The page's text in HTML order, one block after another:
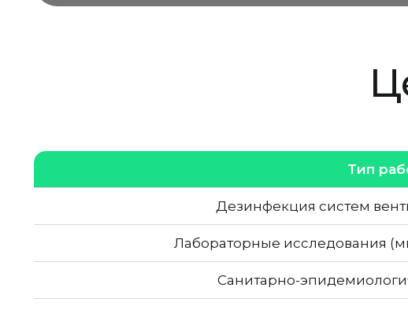
Тип
Дезинфекция систем
Лабораторные исследования
Санитарно-